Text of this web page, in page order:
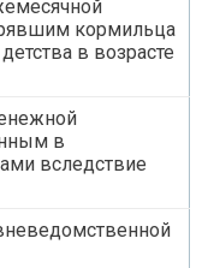
кормильца
в возрасте
в
вследствие